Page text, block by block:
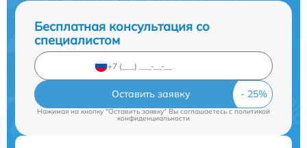
Бесплатная консультация со
специалистом
Оставить заявку
Нажимая на кнопку "Оставить заявку" Вы соглашаетесь cполитикой
конфиденциальности